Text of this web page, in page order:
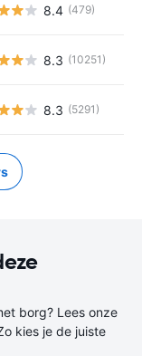
8.4 (479)
8.3 (10251)
8.3 (5291)
borg? Lees onze
kies je de juiste